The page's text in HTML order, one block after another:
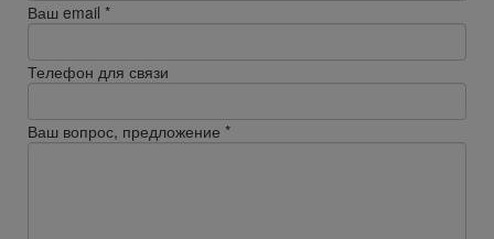
Ваш email *
Телефон для связи
Ваш вопрос, предложение *